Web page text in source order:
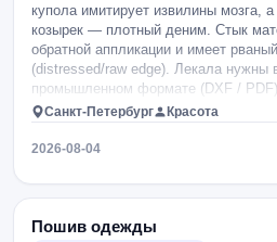
купола имитирует извилины мозга,
козырек — плотный деним. Стык
обратной аппликации и имеет
(distressed/raw edge). Лекала нужны
промышленном формате (DXF /
отправки на фабрику. Пожалуйста,
Санкт-Петербург Красота
2026-08-04
Пошив одежды